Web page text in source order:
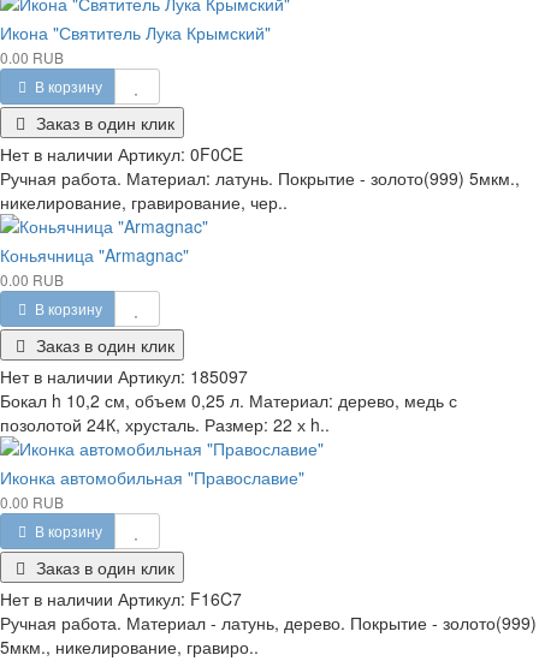
Икона "Святитель Лука Крымский"
0.00 RUB
В корзину
Заказ в один клик
Нет в наличии Артикул: 0F0CE
Ручная работа. Материал: латунь. Покрытие - золото(999) 5мкм.,
никелирование, гравирование, чер..
Коньячница "Armagnac"
0.00 RUB
В корзину
Заказ в один клик
Нет в наличии Артикул: 185097
Бокал h 10,2 см, объем 0,25 л. Материал: дерево, медь с
позолотой 24К, хрусталь. Размер: 22 х h..
Иконка автомобильная "Православие"
0.00 RUB
В корзину
Заказ в один клик
Нет в наличии Артикул: F16C7
Ручная работа. Материал - латунь, дерево. Покрытие - золото(999)
5мкм., никелирование, гравиро..